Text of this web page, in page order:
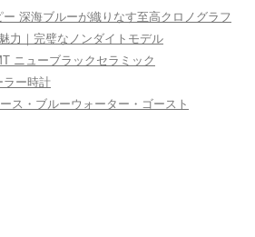
深海ブルーが織りなす至高クロノグラフ
力｜完璧なノンダイトモデル
ニューブラックセラミック
ラー時計
ス・ブルーウォーター・ゴースト